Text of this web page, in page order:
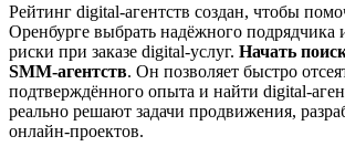
Рейтинг digital-агентств создан, чтобы
Оренбурге выбрать надёжного подрядчика
риски при заказе digital-услуг. Начать
SMM‑агентств. Он позволяет быстро
подтверждённого опыта и найти digital-
реально решают задачи продвижения,
онлайн-проектов.